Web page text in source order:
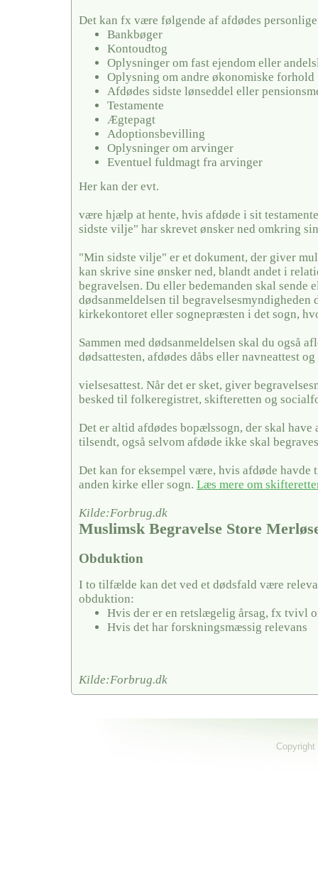
Det kan fx være følgende af afdødes
Bankbøger
Kontoudtog
Oplysninger om fast ejendom eller
Oplysning om andre økonomiske forhold
Afdødes sidste lønseddel eller
Testamente
Ægtepagt
Adoptionsbevilling
Oplysninger om arvinger
Eventuel fuldmagt fra arvinger
Her kan der evt.
være hjælp at hente, hvis afdøde i sit
sidste vilje" har skrevet ønsker ned omkring
"Min sidste vilje" er et dokument, der giver
kan skrive sine ønsker ned, blandt andet i
begravelsen. Du eller bedemanden skal sende
dødsanmeldelsen til begravelsesmyndigheden
kirkekontoret eller sognepræsten i det sogn,
Sammen med dødsanmeldelsen skal du også
dødsattesten, afdødes dåbs eller navneattest og
vielsesattest. Når det er sket, giver
besked til folkeregistret, skifteretten og
Det er altid afdødes bopælssogn, der skal have
tilsendt, også selvom afdøde ikke skal
Det kan for eksempel være, hvis afdøde
anden kirke eller sogn. Læs mere om
Kilde:Forbrug.dk
Muslimsk Begravelse Store
Obduktion
I to tilfælde kan det ved et dødsfald være
obduktion:
Hvis der er en retslægelig årsag, fx tvivl
Hvis det har forskningsmæssig relevans
Kilde:Forbrug.dk